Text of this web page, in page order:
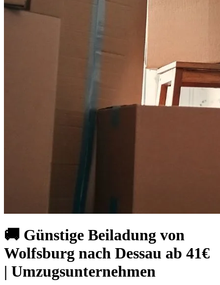
🚚 Günstige Beiladung von
Wolfsburg nach Dessau ab 41€
| Umzugsunternehmen